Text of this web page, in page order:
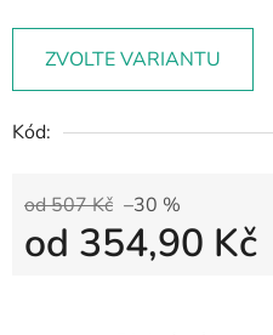
ZVOLTE VARIANTU
Kód:
od 507 Kč –30 %
od 354,90 Kč